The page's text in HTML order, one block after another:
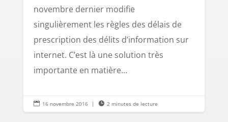
novembre dernier modifie
singulièrement les règles des délais de
prescription des délits d’information sur
internet. C’est là une solution très
importante en matière...
 16 novembre 2016 |  2 minutes de lecture